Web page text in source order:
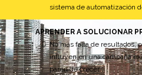
sistema de automatización
APRENDER A SOLUCIONAR
No más falta de resultados,
influyen en una campaña
paren de crecer.